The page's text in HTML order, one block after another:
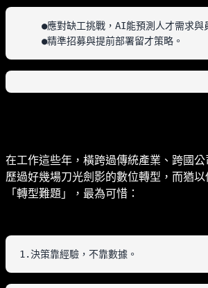
    ●精準招募與提前部署留才策略。
在工作這些年，橫跨過傳統產業、跨國
歷過好幾場刀光劍影的數位轉型，而猶
「轉型難題」，最為可惜：
1.決策靠經驗，不靠數據。